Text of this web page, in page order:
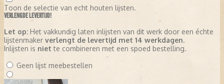
Toon de selectie van echt houten lijsten.
VERLENGDE LEVERTIJD!
Let op: Het vakkundig laten inlijsten van dit werk door een échte
lijstenmaker verlengt de levertijd met 14 werkdagen.
Inlijsten is niet te combineren met een spoed bestelling.
Geen lijst meebestellen